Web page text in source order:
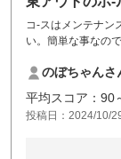
コ-スはメンテナン
い。簡単な事なの
のぼちゃんさ
平均スコア：90
投稿日：2024/10/